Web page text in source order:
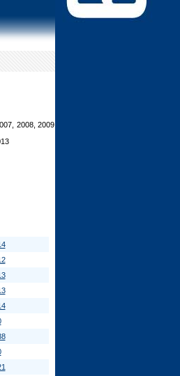
2008, 2009